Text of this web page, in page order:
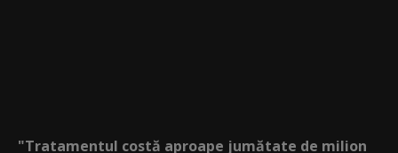
"Tratamentul costă aproape jumătate de milion